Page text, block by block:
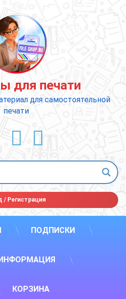
для печати
для самостоятельной
печати
ВКонтакте
YouTube
E-mail
/Регистрация
ПОДПИСКИ
КОРЗИНА